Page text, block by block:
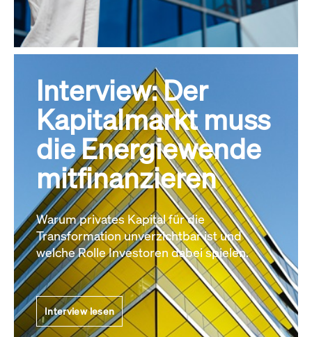
Interview: Der
Kapitalmarkt muss
die Energiewende
mitfinanzieren
Warum privates Kapital für die
Transformation unverzichtbar ist und
welche Rolle Investoren dabei spielen.
Interview lesen